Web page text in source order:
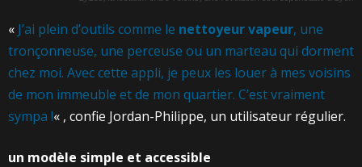
« J’ai plein d’outils comme le nettoyeur vapeur, une
tronçonneuse, une perceuse ou un marteau qui dorment
chez moi. Avec cette appli, je peux les louer à mes voisins
de mon immeuble et de mon quartier. C’est vraiment
sympa !« , confie Jordan-Philippe, un utilisateur régulier.
un modèle simple et accessible